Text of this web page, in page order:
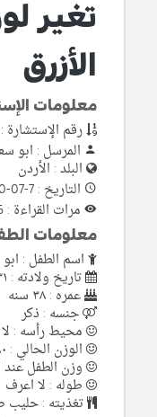
تغير
الأزرق
معلومات
رقم الإستشارة :
المرسل : ابو
البلد : الأردن
التاريخ : 7-07-2020
مرات القراءة : 7196
معلومات
اسم الطفل :
تاريخ ولادته : ١٩٨١/٨/٣١
عمره : ٣٨ سنه
جنسه : ذكر
محيط رأسه :
الوزن الحالي : ٩٠ كيلو
وزن الطفل عند
طوله : لا اعرف
تغذيته : حليب